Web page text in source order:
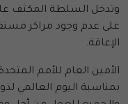
وتدخل السلطة المكثف
على عدم وجود مراكز
الإعاقة.
الأمين العام للأمم
بمناسبة اليوم العالمي